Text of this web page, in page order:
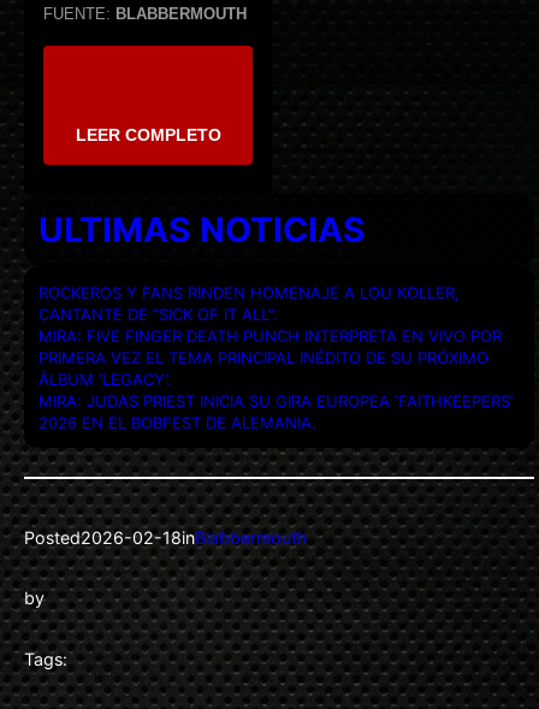
FUENTE: BLABBERMOUTH
LEER COMPLETO
ULTIMAS NOTICIAS
ROCKEROS Y FANS RINDEN HOMENAJE A LOU KOLLER,
CANTANTE DE “SICK OF IT ALL”.
MIRA: FIVE FINGER DEATH PUNCH INTERPRETA EN VIVO POR
PRIMERA VEZ EL TEMA PRINCIPAL INÉDITO DE SU PRÓXIMO
ÁLBUM ‘LEGACY’.
MIRA: JUDAS PRIEST INICIA SU GIRA EUROPEA ‘FAITHKEEPERS’
2026 EN EL BOBFEST DE ALEMANIA.
Posted2026-02-18inBlabbermouth
by
Tags: